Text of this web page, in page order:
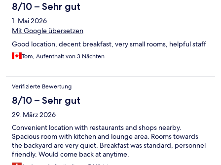
8/10 – Sehr gut
1. Mai 2026
Mit Google übersetzen
Good location, decent breakfast, very small rooms, helpful staff
Tom, Aufenthalt von 3 Nächten
Verifizierte Bewertung
8/10 – Sehr gut
29. März 2026
Convenient location with restaurants and shops nearby.
Spacious room with kitchen and lounge area. Rooms towards
the backyard are very quiet. Breakfast was standard, personnel
friendly. Would come back at anytime.